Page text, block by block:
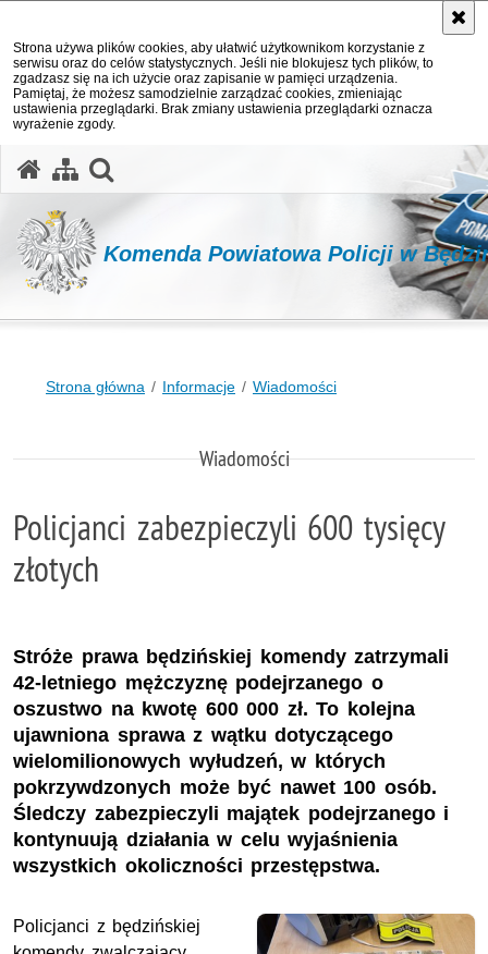
Strona używa plików cookies, aby ułatwić użytkownikom korzystanie z
serwisu oraz do celów statystycznych. Jeśli nie blokujesz tych plików, to
zgadzasz się na ich użycie oraz zapisanie w pamięci urządzenia.
Pamiętaj, że możesz samodzielnie zarządzać cookies, zmieniając
ustawienia przeglądarki. Brak zmiany ustawienia przeglądarki oznacza
wyrażenie zgody.
Komenda Powiatowa Policji w
Strona główna Informacje Wiadomości
Wiadomości
Policjanci zabezpieczyli 600 tysięcy
złotych
Stróże prawa będzińskiej komendy zatrzymali
42-letniego mężczyznę podejrzanego o
oszustwo na kwotę 600 000 zł. To kolejna
ujawniona sprawa z wątku dotyczącego
wielomilionowych wyłudzeń, w których
pokrzywdzonych może być nawet 100 osób.
Śledczy zabezpieczyli majątek podejrzanego i
kontynuują działania w celu wyjaśnienia
wszystkich okoliczności przestępstwa.
Policjanci z będzińskiej